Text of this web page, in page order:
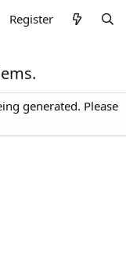
Register
generated. Please